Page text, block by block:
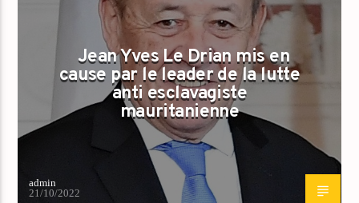
RÉGIONS
Jean Yves Le Drian mis en
cause par le leader de la lutte
anti esclavagiste
mauritanienne
admin
21/10/2022